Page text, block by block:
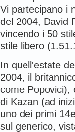
Vi partecipano i
del 2004, David
vincendo i 50
stile libero
In quell'estate
2004, il
come Popovici),
di Kazan (ad
uno dei primi
sul generico,